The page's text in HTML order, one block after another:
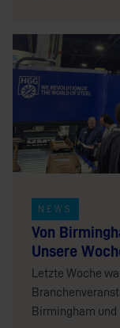
NEWS
Von
Unsere
Letzte Woche
Birmingham und